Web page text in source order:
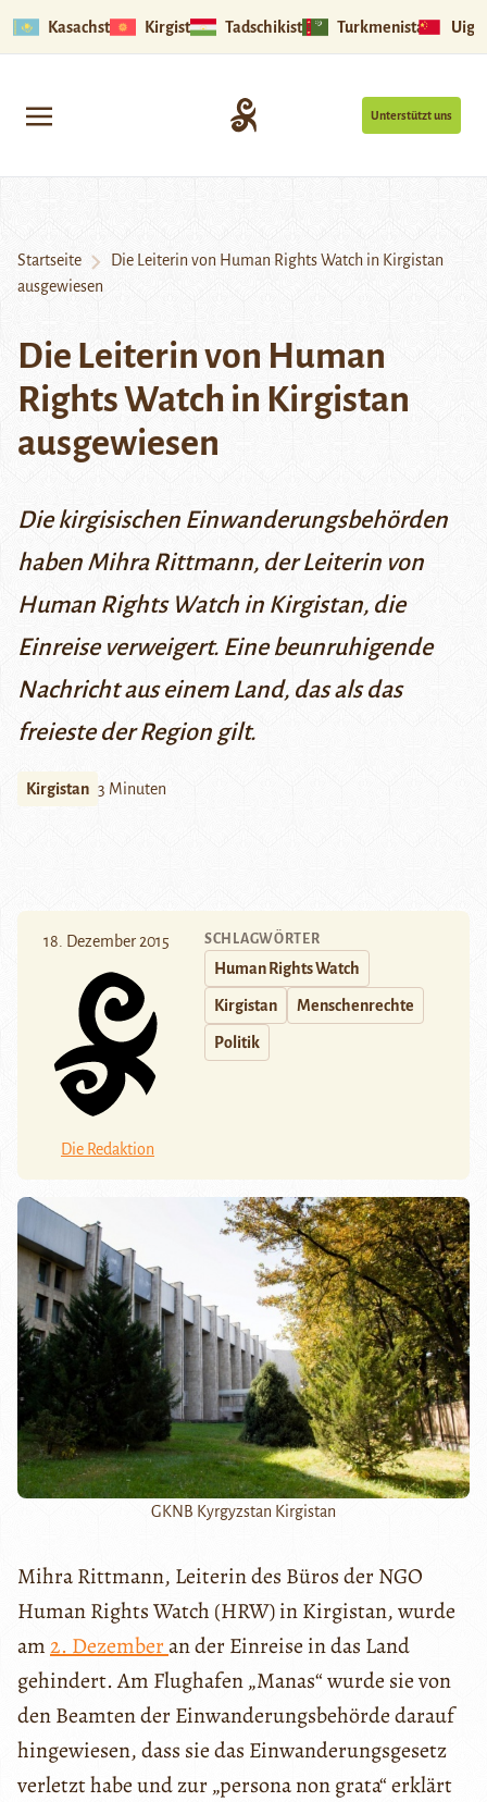
Kasachstan Kirgistan Tadschikistan Turkmenistan
Unterstützt uns
Startseite
Die Leiterin von Human Rights Watch in Kirgistan
ausgewiesen
Die Leiterin von Human
Rights Watch in Kirgistan
ausgewiesen
Die kirgisischen Einwanderungsbehörden
haben Mihra Rittmann, der Leiterin von
Human Rights Watch in Kirgistan, die
Einreise verweigert. Eine beunruhigende
Nachricht aus einem Land, das als das
freieste der Region gilt.
Kirgistan 3 Minuten
18. Dezember 2015
Die Redaktion
SCHLAGWÖRTER
Human Rights Watch
Kirgistan Menschenrechte
Politik
GKNB Kyrgyzstan Kirgistan
Mihra Rittmann, Leiterin des Büros der NGO
Human Rights Watch (HRW) in Kirgistan, wurde
am2. Dezemberan der Einreise in das Land
gehindert. Am Flughafen „Manas“ wurde sie von
den Beamten der Einwanderungsbehörde darauf
hingewiesen, dass sie das Einwanderungsgesetz
verletzt habe und zur „persona non grata“ erklärt